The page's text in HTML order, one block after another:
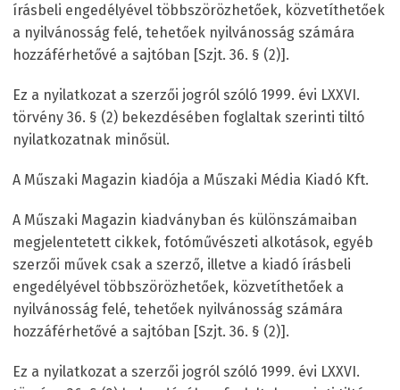
írásbeli engedélyével többszörözhetőek, közvetíthetőek
a nyilvánosság felé, tehetőek nyilvánosság számára
hozzáférhetővé a sajtóban [Szjt. 36. § (2)].
Ez a nyilatkozat a szerzői jogról szóló 1999. évi LXXVI.
törvény 36. § (2) bekezdésében foglaltak szerinti tiltó
nyilatkozatnak minősül.
A Műszaki Magazin kiadója a Műszaki Média Kiadó Kft.
A Műszaki Magazin kiadványban és különszámaiban
megjelentetett cikkek, fotóművészeti alkotások, egyéb
szerzői művek csak a szerző, illetve a kiadó írásbeli
engedélyével többszörözhetőek, közvetíthetőek a
nyilvánosság felé, tehetőek nyilvánosság számára
hozzáférhetővé a sajtóban [Szjt. 36. § (2)].
Ez a nyilatkozat a szerzői jogról szóló 1999. évi LXXVI.